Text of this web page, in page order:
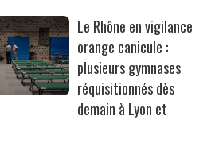
Le Rhône en vigilance
orange canicule :
plusieurs gymnases
réquisitionnés dès
demain à Lyon et